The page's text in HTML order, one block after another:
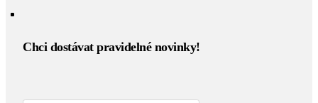
Chci dostávat pravidelné novinky!​